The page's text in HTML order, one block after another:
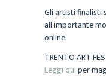
Gli artisti finalisti
all’importante
online.
TRENTO ART
Leggi quiper